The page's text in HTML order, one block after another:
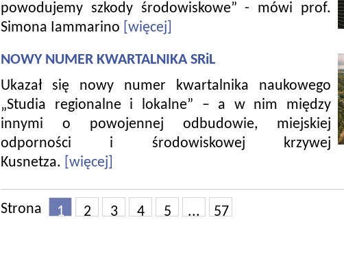
powodujemy szkody środowiskowe” - mówi prof.
Simona Iammarino [więcej]
NOWY NUMER KWARTALNIKA SRiL
Ukazał się nowy numer kwartalnika naukowego
„Studia regionalne i lokalne” – a w nim między
innymi o powojennej odbudowie, miejskiej
odporności i środowiskowej krzywej
Kusnetza.
[więcej]
Strona 1 2 3 4 5 ... 57